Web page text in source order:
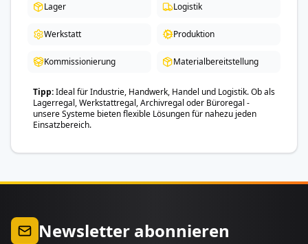
Lager Logistik
Werkstatt Produktion
Kommissionierung Materialbereitstellung
Tipp Ideal für Industrie, Handwerk, Handel und Logistik. Ob als
Lagerregal, Werkstattregal, Archivregal oder Büroregal -
unsere Systeme bieten flexible Lösungen für nahezu jeden
Einsatzbereich.
Newsletter abonnieren